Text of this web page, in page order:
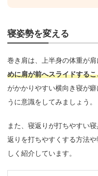
寝姿勢を変える
巻き肩は、上半身の体重が
めに肩が前へスライドする
がかかりやすい横向き寝が
うに意識をしてみましょう。
また、寝返りが打ちやすい
返りを打ちやすくする方法
しく紹介しています。